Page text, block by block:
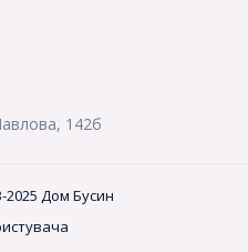
142б
Дом Бусин